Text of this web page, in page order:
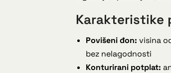
Karakteristike
Povišeni đon: visina
bez nelagodnosti
Konturirani potplat: